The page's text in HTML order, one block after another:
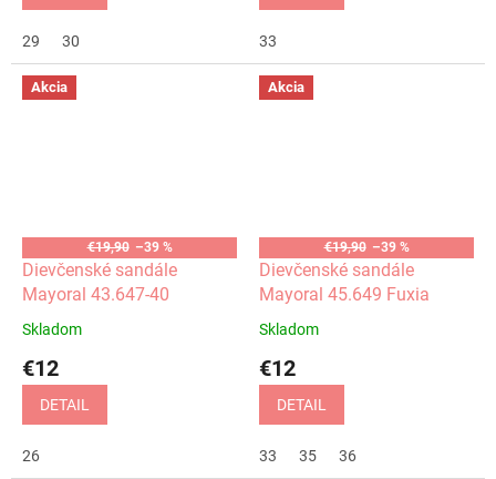
29 30 33
Akcia
€19,90 –39 %
Dievčenské sandále
Mayoral 43.647-40
Skladom
€12
DETAIL
26
Akcia
€19,90 –39 %
Dievčenské sandále
Mayoral 45.649 Fuxia
Skladom
€12
DETAIL
33 35 36